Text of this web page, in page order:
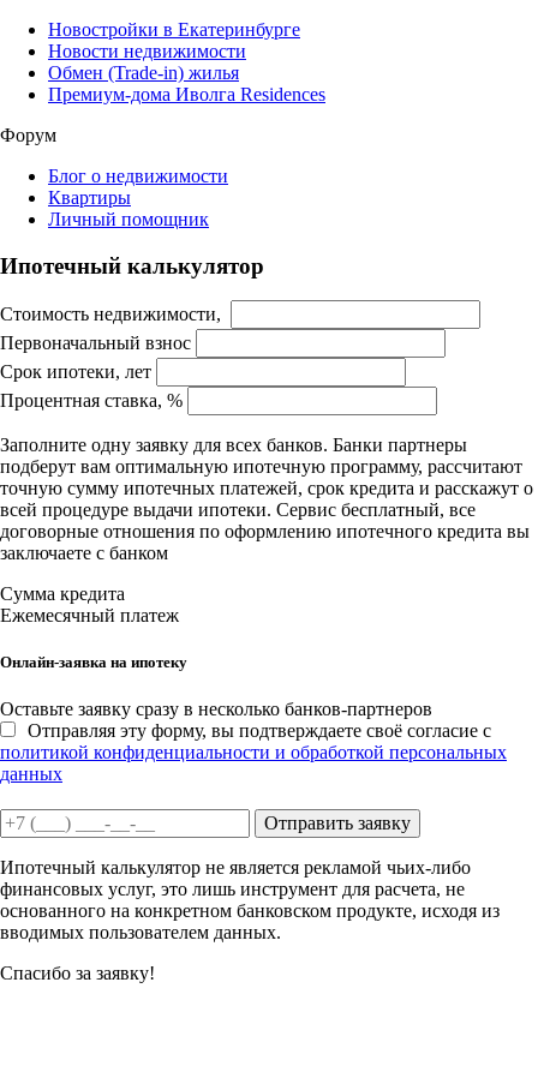
Новостройки в Екатеринбурге
Новости недвижимости
Обмен (Trade-in) жилья
Премиум-дома Иволга Residences
Форум
Блог о недвижимости
Квартиры
Личный помощник
Ипотечный калькулятор
Стоимость недвижимости,
Первоначальный взнос
Срок ипотеки, лет
Процентная ставка, %
Заполните одну заявку для всех банков. Банки партнеры
подберут вам оптимальную ипотечную программу, рассчитают
точную сумму ипотечных платежей, срок кредита и расскажут о
всей процедуре выдачи ипотеки. Сервис бесплатный, все
договорные отношения по оформлению ипотечного кредита вы
заключаете с банком
Сумма кредита
Ежемесячный платеж
Онлайн-заявка на ипотеку
Оставьте заявку сразу в несколько банков-партнеров
Отправляя эту форму, вы подтверждаете своё согласие с
политикой конфиденциальности и обработкой персональных
данных
Отправить заявку
Ипотечный калькулятор не является рекламой чьих-либо
финансовых услуг, это лишь инструмент для расчета, не
основанного на конкретном банковском продукте, исходя из
вводимых пользователем данных.
Спасибо за заявку!